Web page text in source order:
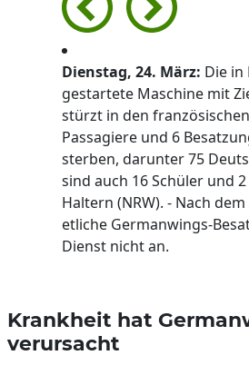
Dienstag, 24. März: Die in
gestartete Maschine mit
stürzt in den
Passagiere und 6
sterben, darunter 75
sind auch 16 Schüler und
Haltern (NRW). - Nach
etliche Germanwings-
Dienst nicht an.
Krankheit hat
verursacht